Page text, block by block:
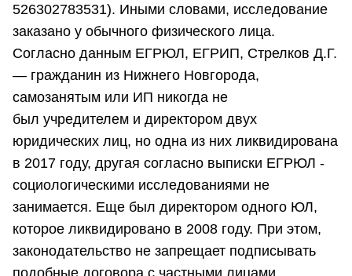
526302783531). Иными словами, исследование
заказано у обычного физического лица.
Согласно данным ЕГРЮЛ, ЕГРИП, Стрелков Д.Г.
— гражданин из Нижнего Новгорода,
самозанятым или ИП никогда не
был учредителем и директором двух
юридических лиц, но одна из них ликвидирована
в 2017 году, другая согласно выписки ЕГРЮЛ -
социологическими исследованиями не
занимается. Еще был директором одного ЮЛ,
которое ликвидировано в 2008 году. При этом,
законодательство не запрещает подписывать
подобные договора с частными лицами.